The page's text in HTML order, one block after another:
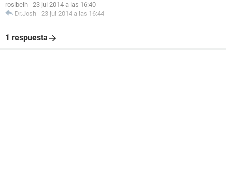
rosibelh - 23 jul 2014 a las 16:40
Dr.Josh - 23 jul 2014 a las 16:44
1 respuesta